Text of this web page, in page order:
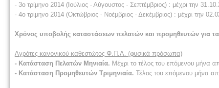
- 3ο τρίμηνο 2014 (Ιούλιος - Αύγουστος - Σεπτέμβριος) : μέχρι την
- 4ο τρίμηνο 2014 (Οκτώβριος - Νοέμβριος - Δεκέμβριος) : μέχρι την
Χρόνος υποβολής καταστάσεων πελατών και προμηθευτών για τα
Αγρότες κανονικού καθεστώτος Φ.Π.Α. (φυσικά πρόσωπα)
- Κατάσταση Πελατών Μηνιαία. Μέχρι το τέλος του επόμενου μήνα
- Κατάσταση Προμηθευτών Τριμηνιαία. Τέλος του επόμενου μήνα